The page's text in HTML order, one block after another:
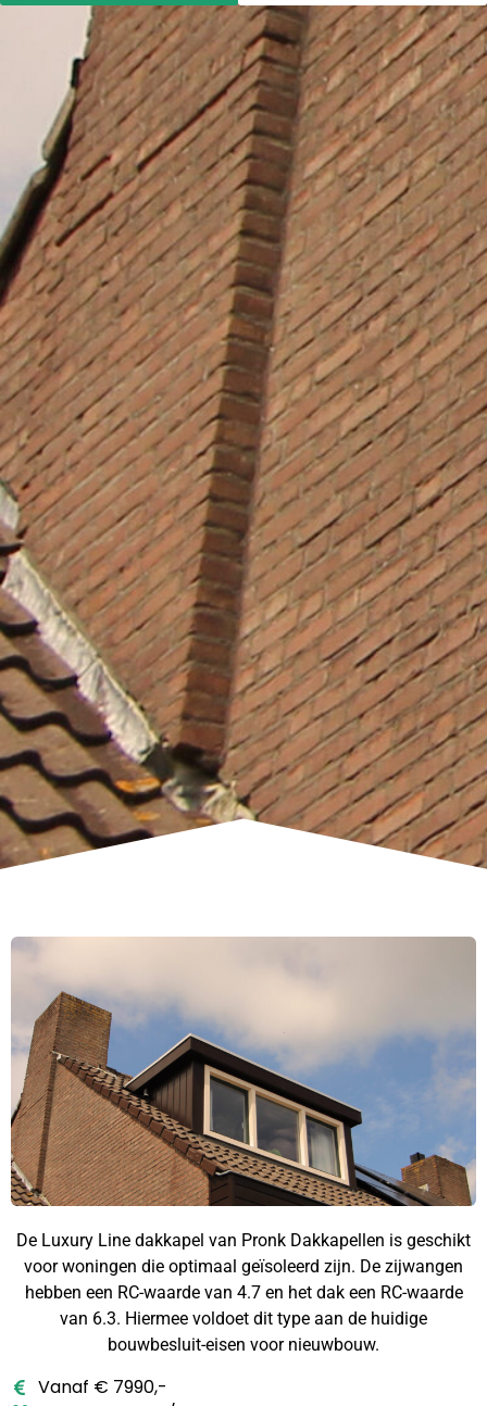
De Luxury Line dakkapel van Pronk Dakkapellen is geschikt
voor woningen die optimaal geïsoleerd zijn. De zijwangen
hebben een RC-waarde van 4.7 en het dak een RC-waarde
van 6.3. Hiermee voldoet dit type aan de huidige
bouwbesluit-eisen voor nieuwbouw.
Vanaf € 7990,-